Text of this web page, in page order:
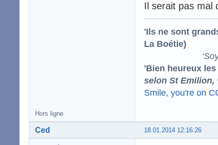
Il serait pas mal
'Ils ne sont
La Boétie)
'
'Bien heureux
selon St Emilion,
Smile, you're on
Hors ligne
18.01.2014 12:16:26
Ced